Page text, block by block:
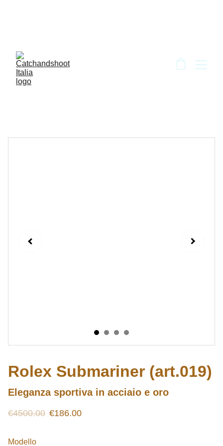
Rolex Submariner (art.019)
Eleganza sportiva in acciaio e oro
€4500.00 €186.00
Modello